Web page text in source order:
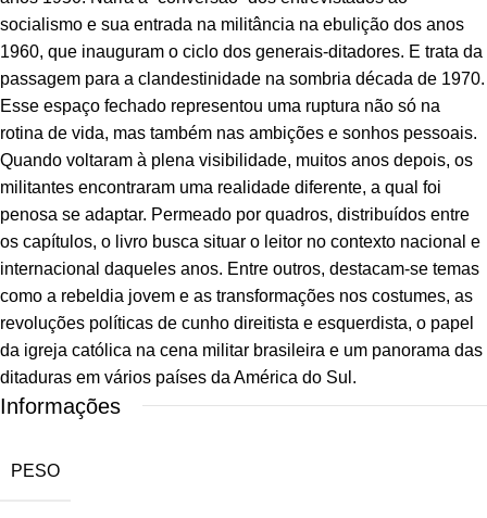
socialismo e sua entrada na militância na ebulição dos anos
1960, que inauguram o ciclo dos generais-ditadores. E trata da
passagem para a clandestinidade na sombria década de 1970.
Esse espaço fechado representou uma ruptura não só na
rotina de vida, mas também nas ambições e sonhos pessoais.
Quando voltaram à plena visibilidade, muitos anos depois, os
militantes encontraram uma realidade diferente, a qual foi
penosa se adaptar. Permeado por quadros, distribuídos entre
os capítulos, o livro busca situar o leitor no contexto nacional e
internacional daqueles anos. Entre outros, destacam-se temas
como a rebeldia jovem e as transformações nos costumes, as
revoluções políticas de cunho direitista e esquerdista, o papel
da igreja católica na cena militar brasileira e um panorama das
ditaduras em vários países da América do Sul.
Informações
PESO